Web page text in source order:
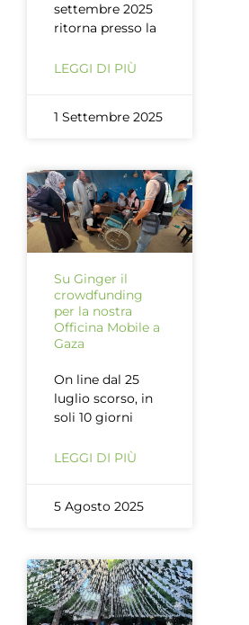
settembre 2025
ritorna presso la
LEGGI DI PIÙ
1 Settembre 2025
Su Ginger il
crowdfunding
per la nostra
Officina Mobile a
Gaza
On line dal 25
luglio scorso, in
soli 10 giorni
LEGGI DI PIÙ
5 Agosto 2025